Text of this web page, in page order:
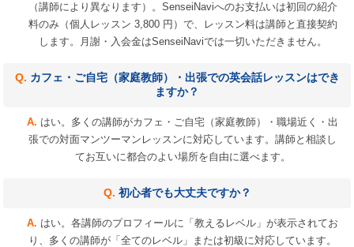
（講師により異なります）。SenseiNaviへのお支払いは初回の紹介
料のみ（個人レッスン 3,800 円）で、レッスン料は講師と直接契約
します。月謝・入会金はSenseiNaviでは一切いただきません。
カフェ・ご自宅（家庭教師）・出張での英会話レッスンはでき
ますか？
はい。多くの講師がカフェ・ご自宅（家庭教師）・職場近く・出
張での対面マンツーマンレッスンに対応しています。講師と相談し
てお互いに都合のよい場所を自由に選べます。
初心者でも大丈夫ですか？
はい。各講師のプロフィールに「教えるレベル」が表示されてお
り、多くの講師が「全てのレベル」または初級に対応しています。